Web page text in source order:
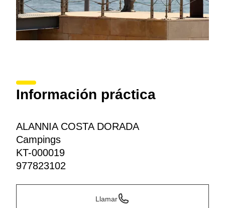
Información práctica
ALANNIA COSTA DORADA
Campings
KT-000019
977823102
Llamar